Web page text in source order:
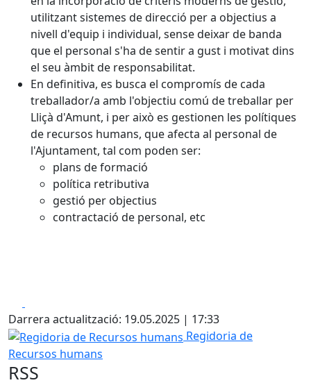
utilitzant sistemes de direcció per a objectius a
nivell d'equip i individual, sense deixar de banda
que el personal s'ha de sentir a gust i motivat dins
el seu àmbit de responsabilitat.
En definitiva, es busca el compromís de cada
treballador/a amb l'objectiu comú de treballar per
Lliçà d'Amunt, i per això es gestionen les polítiques
de recursos humans, que afecta al personal de
l'Ajuntament, tal com poden ser:
plans de formació
política retributiva
gestió per objectius
contractació de personal, etc
Darrera actualització: 19.05.2025 | 17:33
Regidoria de Recursos humans
Regidoria de
Recursos humans
RSS